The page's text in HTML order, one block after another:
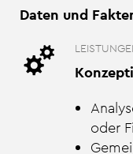
Daten und
oder